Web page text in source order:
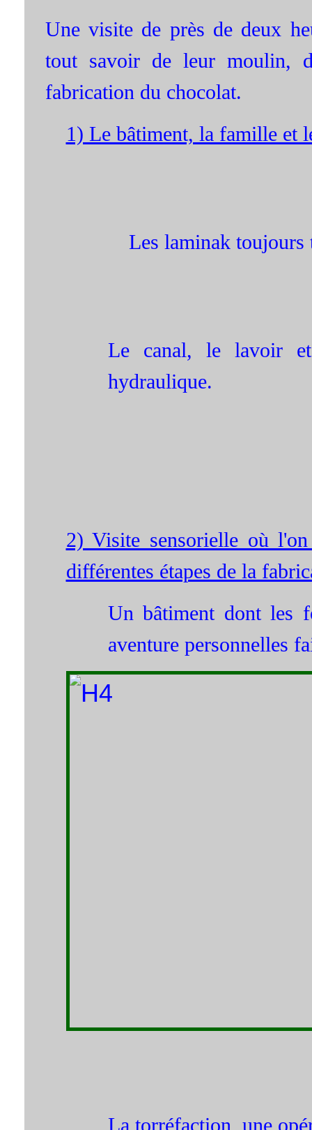
Une visite de près de deux
tout savoir de leur moulin,
fabrication du chocolat.
1) Le bâtiment, la famille et
Les laminak toujours
Le canal, le lavoir
hydraulique.
2) Visite sensorielle où
différentes étapes de la
Un bâtiment dont les
aventure personnelles
La torréfaction, une